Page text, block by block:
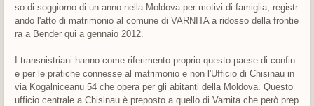
so di soggiorno di un anno nella Moldova per motivi di famiglia, registr
ando l'atto di matrimonio al comune di VARNITA a ridosso della frontie
ra a Bender qui a gennaio 2012.
I transnistriani hanno come riferimento proprio questo paese di confin
e per le pratiche connesse al matrimonio e non l'Ufficio di Chisinau in
via Kogalniceanu 54 che opera per gli abitanti della Moldova. Questo
ufficio centrale a Chisinau è preposto a quello di Varnita che però prep